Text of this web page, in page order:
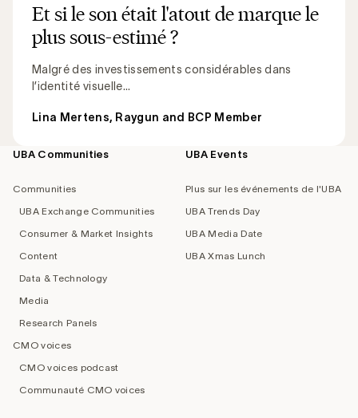
Et si le son était l'atout de marque le
plus sous-estimé ?
Malgré des investissements considérables dans
l’identité visuelle...
Lina Mertens, Raygun and BCP Member
Footer
UBA Communities
Communities
UBA Exchange Communities
Consumer & Market Insights
Content
Data & Technology
Media
Research Panels
CMO voices
CMO voices podcast
Communauté CMO voices
UBA Events
Plus sur les événements de l'UBA
UBA Trends Day
UBA Media Date
UBA Xmas Lunch